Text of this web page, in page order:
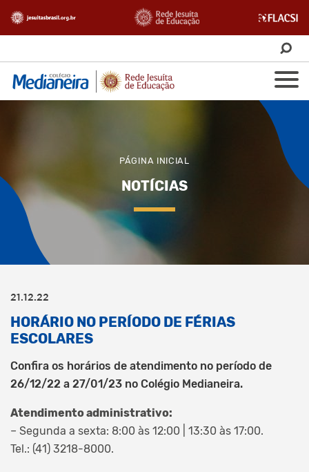
PÁGINA INICIAL
NOTÍCIAS
21.12.22
HORÁRIO NO PERÍODO DE FÉRIAS
ESCOLARES
Confira os horários de atendimento no período de
26/12/22 a 27/01/23 no Colégio Medianeira.
Atendimento administrativo:
– Segunda a sexta: 8:00 às 12:00 | 13:30 às 17:00.
Tel.: (41) 3218-8000.